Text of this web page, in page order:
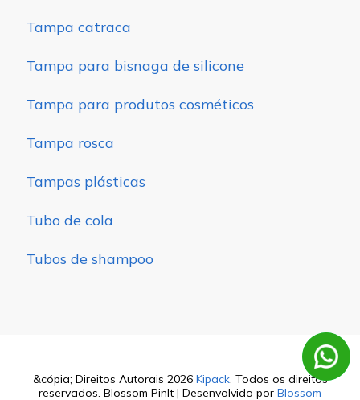
Tampa catraca
Tampa para bisnaga de silicone
Tampa para produtos cosméticos
Tampa rosca
Tampas plásticas
Tubo de cola
Tubos de shampoo
&cópia; Direitos Autorais 2026 Kipack. Todos os direitos
reservados. Blossom PinIt | Desenvolvido por Blossom